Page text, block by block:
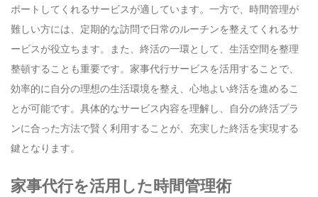
ポートしてくれるサービスが適しています。一方で、時間管理が
難しい方には、定期的な訪問で日常のルーチンを整えてくれるサ
ービスが役立ちます。また、終活の一環として、生活空間を整理
整頓することも重要です。家事代行サービスを活用することで、
効率的に自分の理想の生活環境を整え、心地よい終活を進めるこ
とが可能です。具体的なサービス内容を理解し、自分の終活プラ
ンに合った方法で賢く利用することが、充実した終活を実現する
鍵となります。
家事代行を活用した時間管理術